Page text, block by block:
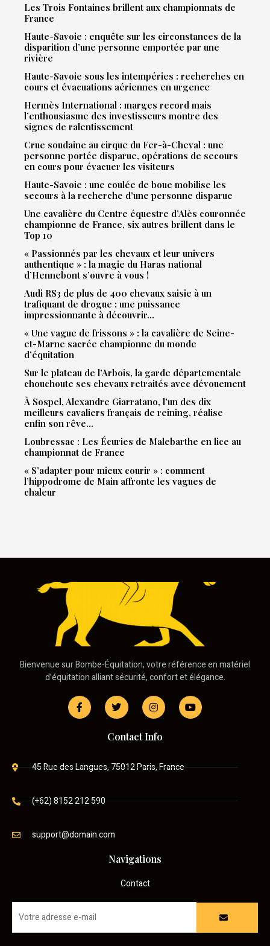
Les Trois Fontaines brillent aux championnats de
France
Haute-Savoie : enquête sur les circonstances de la
disparition d’une personne emportée par une
rivière
Haute-Savoie sous les intempéries : recherches en
cours et évacuations aériennes en urgence
Hermès International : marges record mais
l’enthousiasme des investisseurs montre des
signes de ralentissement
Crue soudaine au cirque du Fer-à-Cheval : une
personne portée disparue, opérations de secours
en cours pour évacuer les visiteurs
Haute-Savoie : une coulée de boue mobilise les
secours à la recherche d’une personne disparue
Une cavalière du Centre équestre d’Alès couronnée
championne de France, six autres brillent dans le
Top 10
« Passionnés par les chevaux et leur univers
authentique » : la magie du Haras national
d’Hennebont s’ouvre à vous !
Audi RS3 de plus de 400 chevaux saisie à un
trafiquant de drogue : une puissance
impressionnante à découvrir…
« Une vague de frissons » : la cavalière de Seine-
et-Marne sacrée championne du monde
d’équitation
Sur le plateau de l’Arbois, la garde départementale
chouchoute ses chevaux retraités avec dévouement
À Sospel, Alexandre Giarratano, l’un des dix
meilleurs cavaliers français de reining, réalise
enfin son rêve…
Loubressac : Les Écuries de Malebarthe en lice au
championnat de France
« S’adapter pour mieux courir » : comment
l’hippodrome de Main affronte les vagues de
chaleur
Bienvenue sur Bombe-Équitation, votre référence en matériel
d’équitation alliant sécurité, confort et élégance.
Contact Info
45 Rue des Langues, 75012 Paris, France
(+62) 8152 212 590
support@domain.com
Navigations
Contact